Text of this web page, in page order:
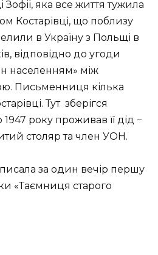
Зофії, яка все життя тужила
Костарівці, що поблизу
в Україну з Польщі в
відповідно до угоди
населенням» між
Письменниця кілька
Тут зберігся
року проживав її дід −
столяр та член УОН.
за один вечір першу
«Таємниця старого